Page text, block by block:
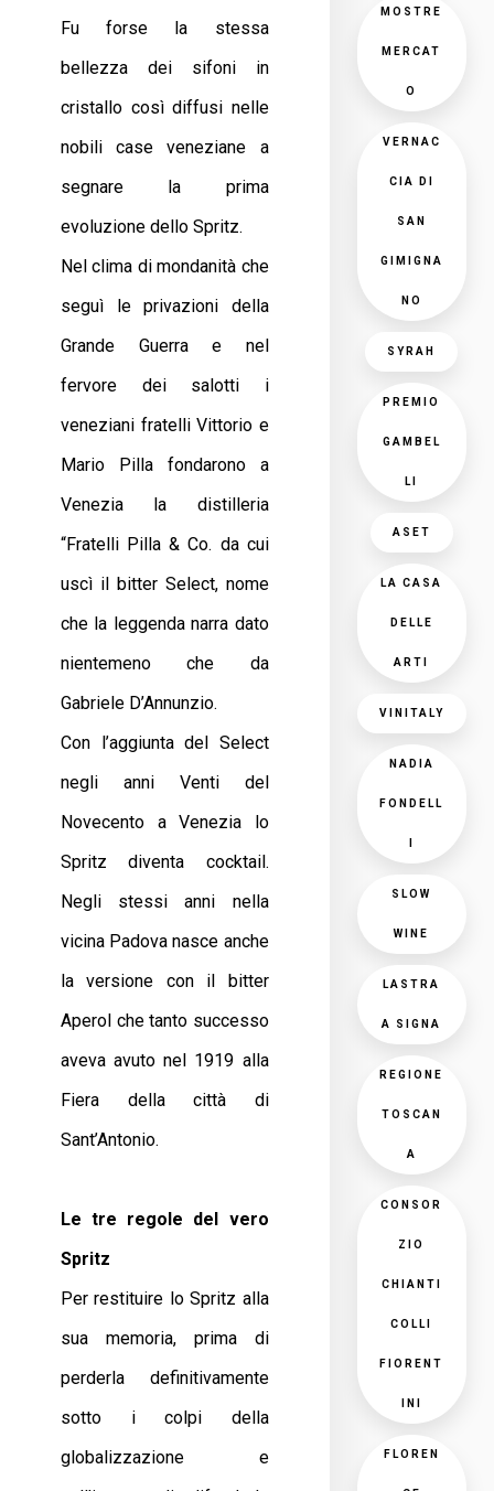
Fu forse la stessa
bellezza dei sifoni in
cristallo così diffusi nelle
nobili case veneziane a
segnare la prima
evoluzione dello Spritz.
Nel clima di mondanità che
seguì le privazioni della
Grande Guerra e nel
fervore dei salotti i
veneziani fratelli Vittorio e
Mario Pilla fondarono a
Venezia la distilleria
“Fratelli Pilla & Co. da cui
uscì il bitter Select, nome
che la leggenda narra dato
nientemeno che da
Gabriele D’Annunzio.
Con l’aggiunta del Select
negli anni Venti del
Novecento a Venezia lo
Spritz diventa cocktail.
Negli stessi anni nella
vicina Padova nasce anche
la versione con il bitter
Aperol che tanto successo
aveva avuto nel 1919 alla
Fiera della città di
Sant’Antonio.
Le tre regole del vero
Spritz
Per restituire lo Spritz alla
sua memoria, prima di
perderla definitivamente
sotto i colpi della
globalizzazione e
MOSTRE
MERCAT
O
VERNAC
CIA DI
SAN
GIMIGNA
NO
SYRAH
PREMIO
GAMBEL
LI
ASET
LA CASA
DELLE
ARTI
VINITALY
NADIA
FONDELL
SLOW
WINE
LASTRA
A SIGNA
REGIONE
TOSCAN
A
CONSOR
ZIO
CHIANTI
COLLI
FIORENT
INI
FLOREN